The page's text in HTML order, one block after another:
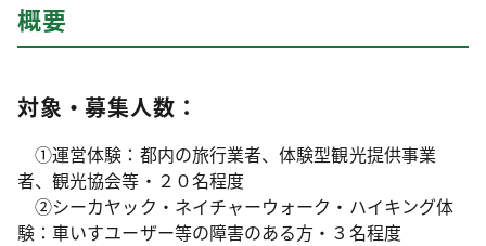
概要
対象・募集人数：
①運営体験：都内の旅行業者、体験型観光提供事業
者、観光協会等・２０名程度
②シーカヤック・ネイチャーウォーク・ハイキング体
験：車いすユーザー等の障害のある方・３名程度